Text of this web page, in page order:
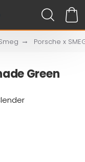
Porsche x
Green